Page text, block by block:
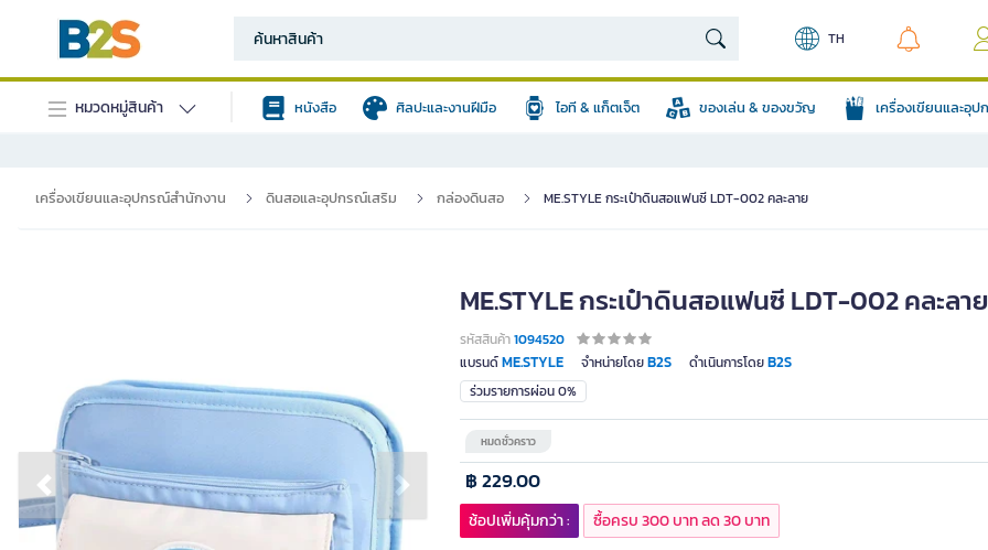
TH
หมวดหมู่สินค้า หนังสือ ศิลปะและงานฝีมือ ไอที & แก็ตเจ็ต ของเล่น & ของขวัญ เครื่องเขียนและอุ
เครื่องเขียนและอุปกรณ์สำนักงาน ดินสอและอุปกรณ์เสริม กล่องดินสอ ME.STYLE กระเป๋าดินสอแฟนซี LDT-002 คละลาย
Previous slide Next slide
ME.STYLE กระเป๋าดินสอแฟนซี LDT-002 คละลาย
รหัสสินค้า1094520
แบรนด์ME.STYLE จำหน่ายโดยB2S ดำเนินการโดยB2S
ร่วมรายการผ่อน 0%
หมดชั่วคราว
฿ 229.00
ช้อปเพิ่มคุ้มกว่า : ซื้อครบ 300 บาท ลด 30 บาท